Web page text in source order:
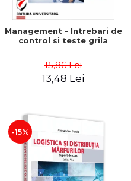
Management - Intrebari de
control si teste grila
15,86 Lei
13,48 Lei
-15%